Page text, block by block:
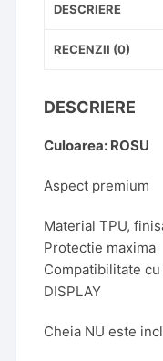
DESCRIERE
RECENZII (0)
DESCRIERE
Culoarea: ROSU
Aspect premium
Material TPU,
Protectie maxima
Compatibilitate cu
DISPLAY
Cheia NU este